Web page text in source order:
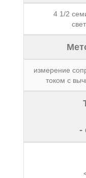
4 1/2
измерение
током с
-